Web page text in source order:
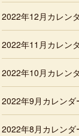
2022年12月カレン
2022年11月カレン
2022年10月カレン
2022年9月カレンダ
2022年8月カレンダ